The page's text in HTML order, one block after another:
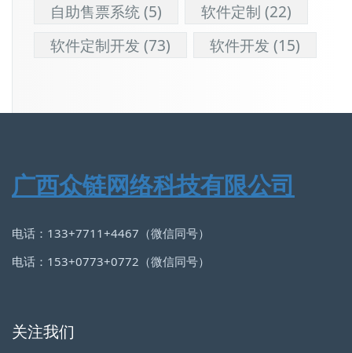
自助售票系统(5) 软件定制 (22)
软件定制开发 (73) 软件开发 (15)
广西众链网络科技有限公司
电话：133+7711+4467（微信同号）
电话：153+0773+0772（微信同号）
关注我们